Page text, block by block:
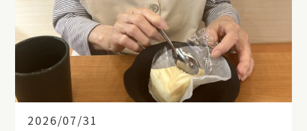
2026/07/31